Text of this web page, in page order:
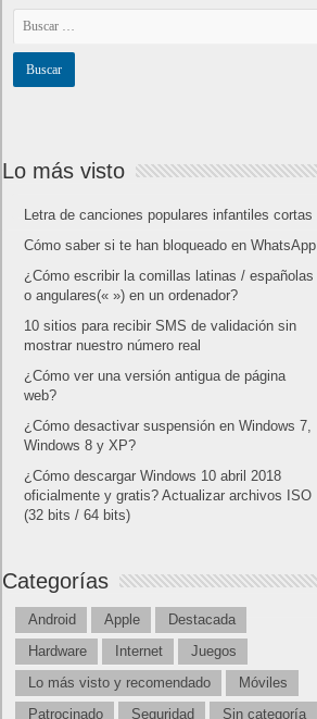
Lo más visto
Letra de canciones populares infantiles cortas
Cómo saber si te han bloqueado en WhatsApp
¿Cómo escribir la comillas latinas / españolas
o angulares(« ») en un ordenador?
10 sitios para recibir SMS de validación sin
mostrar nuestro número real
¿Cómo ver una versión antigua de página
web?
¿Cómo desactivar suspensión en Windows 7,
Windows 8 y XP?
¿Cómo descargar Windows 10 abril 2018
oficialmente y gratis? Actualizar archivos ISO
(32 bits / 64 bits)
Categorías
Android Apple
Destacada
Hardware
Internet
Juegos
Lo más visto y recomendado
Móviles
Patrocinado
Seguridad Sin categoría